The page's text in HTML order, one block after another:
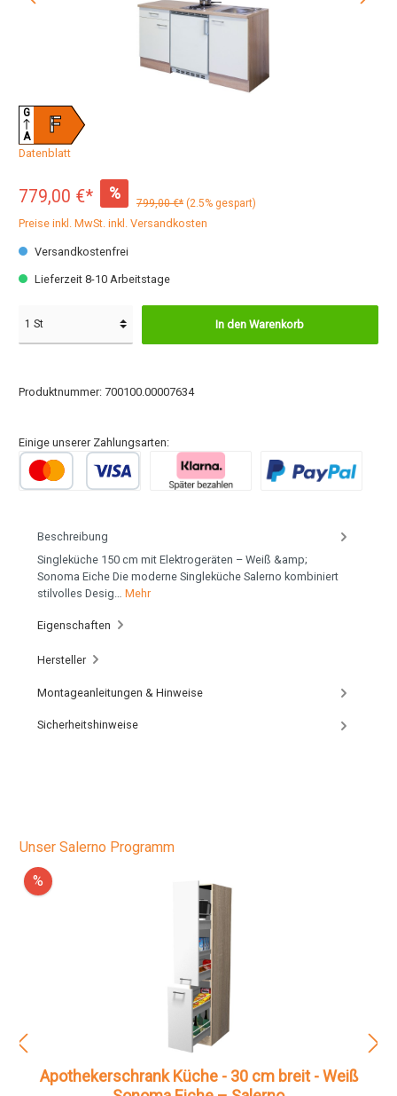
F
G
A
Datenblatt
779,00 €* %
799,00 €* (2.5% gespart)
Preise inkl. MwSt. inkl. Versandkosten
Versandkostenfrei
Lieferzeit 8-10 Arbeitstage
In den Warenkorb
Produktnummer: 700100.00007634
Einige unserer Zahlungsarten:
Beschreibung
Singleküche 150 cm mit Elektrogeräten – Weiß &amp;
Sonoma Eiche Die moderne Singleküche Salerno kombiniert
stilvolles Desig… Mehr
Eigenschaften
Hersteller
Montageanleitungen & Hinweise
Sicherheitshinweise
Unser Salerno Programm
%
Apothekerschrank Küche - 30 cm breit - Weiß